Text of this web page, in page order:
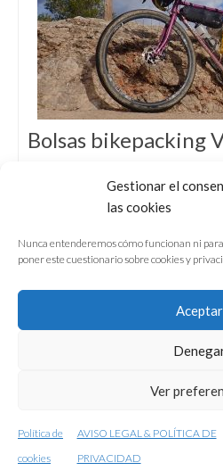
Gestionar el
las cookies
Nunca entenderemos cómo funcionan ni
poner este cuestionario sobre cookies y
Aceptar
Ver
Política de
cookies
AVISO LEGAL & POLÍTICA DE
PRIVACIDAD
Bolsas bikepacking
minimalismo y eficiencia
características que mejor
de bikepacking de la
VÍDEOS & REPORTAJES TV
© 2001-2026 conunparderuedas